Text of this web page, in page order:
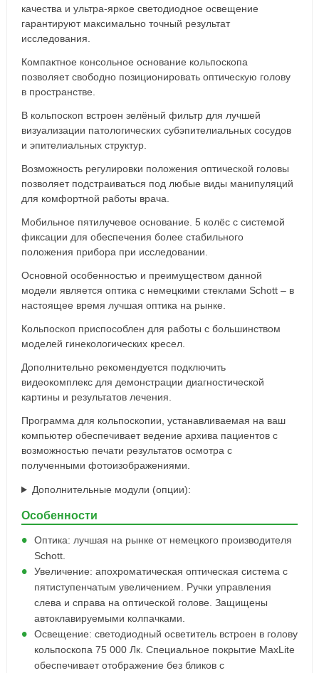
качества и ультра-яркое светодиодное освещение
гарантируют максимально точный результат
исследования.
Компактное консольное основание кольпоскопа
позволяет свободно позиционировать оптическую голову
в пространстве.
В кольпоскоп встроен зелёный фильтр для лучшей
визуализации патологических субэпителиальных сосудов
и эпителиальных структур.
Возможность регулировки положения оптической головы
позволяет подстраиваться под любые виды манипуляций
для комфортной работы врача.
Мобильное пятилучевое основание. 5 колёс с системой
фиксации для обеспечения более стабильного
положения прибора при исследовании.
Основной особенностью и преимуществом данной
модели является оптика с немецкими стеклами Schott – в
настоящее время лучшая оптика на рынке.
Кольпоскоп приспособлен для работы с большинством
моделей гинекологических кресел.
Дополнительно рекомендуется подключить
видеокомплекс для демонстрации диагностической
картины и результатов лечения.
Программа для кольпоскопии, устанавливаемая на ваш
компьютер обеспечивает ведение архива пациентов с
возможностью печати результатов осмотра с
полученными фотоизображениями.
Дополнительные модули (опции):
Особенности
Оптика: лучшая на рынке от немецкого производителя
Schott.
Увеличение: апохроматическая оптическая система с
пятиступенчатым увеличением. Ручки управления
слева и справа на оптической голове. Защищены
автоклавируемыми колпачками.
Освещение: светодиодный осветитель встроен в голову
кольпоскопа 75 000 Лк. Специальное покрытие MaxLite
обеспечивает отображение без бликов с